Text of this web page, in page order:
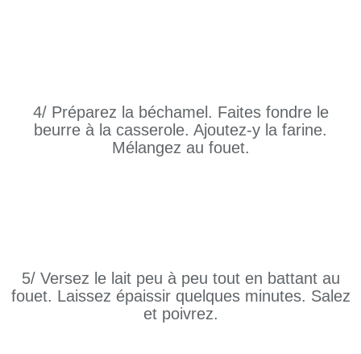
4/ Préparez la béchamel. Faites fondre le
beurre à la casserole. Ajoutez-y la farine.
Mélangez au fouet.
5/ Versez le lait peu à peu tout en battant au
fouet. Laissez épaissir quelques minutes. Salez
et poivrez.